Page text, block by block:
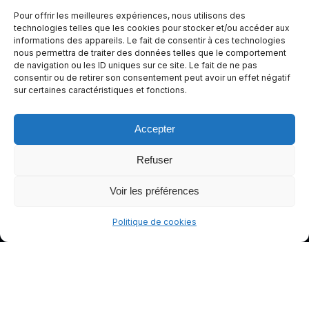
Pour offrir les meilleures expériences, nous utilisons des
technologies telles que les cookies pour stocker et/ou accéder aux
informations des appareils. Le fait de consentir à ces technologies
nous permettra de traiter des données telles que le comportement
de navigation ou les ID uniques sur ce site. Le fait de ne pas
consentir ou de retirer son consentement peut avoir un effet négatif
sur certaines caractéristiques et fonctions.
Accepter
Refuser
Voir les préférences
Politique de cookies
e de
conduite
plus sûre
et plus
agréable.